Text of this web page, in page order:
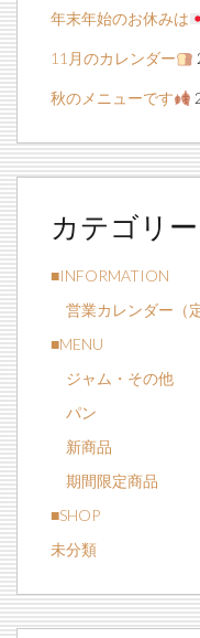
年末年始のお休みは
11月のカレンダー
秋のメニューです
カテゴリー
■INFORMATION
営業カレンダー（定
■MENU
ジャム・その他
パン
新商品
期間限定商品
■SHOP
未分類